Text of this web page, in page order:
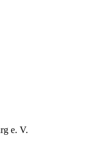
e. V.